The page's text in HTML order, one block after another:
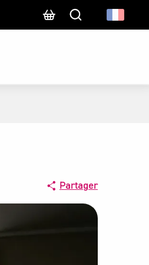
Recherche
Partager